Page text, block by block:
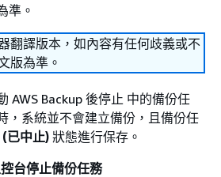
準。
翻譯版本，如內容有任何歧義或不
版為準。
AWS Backup 後停止 中的備份任
，系統並不會建立備份，且備份任
已中止)狀態進行保存。
台停止備份任務